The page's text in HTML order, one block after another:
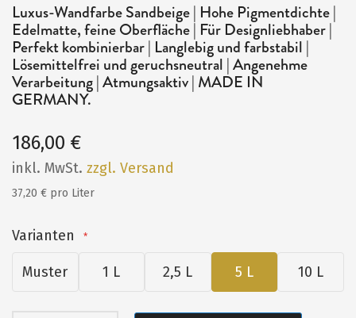
der
Bildergalerie
springen
Luxus-Wandfarbe Sandbeige | Hohe Pigmentdichte |
Edelmatte, feine Oberfläche | Für Designliebhaber |
Perfekt kombinierbar | Langlebig und farbstabil |
Lösemittelfrei und geruchsneutral | Angenehme
Verarbeitung | Atmungsaktiv | MADE IN
GERMANY.
186,00 €
inkl. MwSt. zzgl. Versand
37,20 € pro Liter
Varianten
Muster 1 L 2,5 L 5 L 10 L